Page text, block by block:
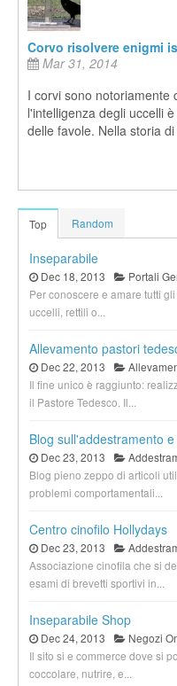
Corvo risolvere enigmi
Mar 31, 2014
I corvi sono notoriamente
l'intelligenza degli uccelli
delle favole. Nella storia
Top Random
Inseparabile
Dec 18, 2013
Portali
Per conoscere e amare tutti
uccelli, rettili o...
Allevamento pastori
Dec 22, 2013
Il fine unico è raggiunto:
il Pastore Tedesco. Il...
Blog sull'addestramento
Dec 23, 2013
Blog pieno zeppo di articoli
problemi comportamentali...
Centro cinofilo Hollydays
Dec 23, 2013
Associazione cinofila che si
esami di brevetti sportivi in...
Inseparabile Shop
Dec 24, 2013
Negozi
Il sito si e commerce dove si
coccolare, nutrire, e...